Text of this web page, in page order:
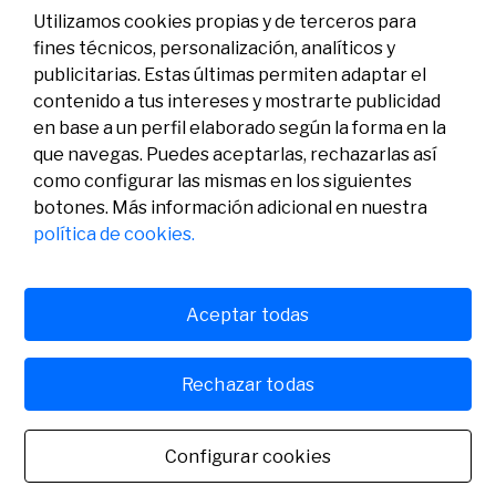
Legal
Aviso legal
Política de privacidad
Actividad
Convocatorias
Premios
Social
© Fundación Banco Sabadell 2024 todos los derechos
Utilizamos cookies propias y de terceros para
fines técnicos, personalización, analíticos y
publicitarias. Estas últimas permiten adaptar el
contenido a tus intereses y mostrarte publicidad
en base a un perfil elaborado según la forma en la
que navegas. Puedes aceptarlas, rechazarlas así
como configurar las mismas en los siguientes
botones. Más información adicional en nuestra
política de cookies.
Configurar cookies
Rechazar todas
Aceptar todas